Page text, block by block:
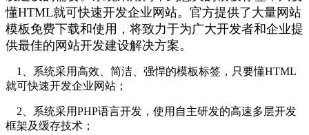
懂HTML就可快速开发企业网站。官方提供了大量网站
模板免费下载和使用，将致力于为广大开发者和企业提
供最佳的网站开发建设解决方案。
1、系统采用高效、简洁、强悍的模板标签，只要懂HTML
就可快速开发企业网站；
2、系统采用PHP语言开发，使用自主研发的高速多层开发
框架及缓存技术；